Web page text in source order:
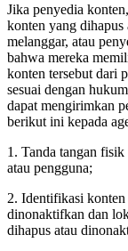
Jika penyedia
konten yang
melanggar, atau
bahwa mereka
konten tersebut dari
sesuai dengan
dapat mengirimkan
berikut ini kepada
1. Tanda tangan
atau pengguna;
2. Identifikasi konten
dinonaktifkan dan
dihapus atau